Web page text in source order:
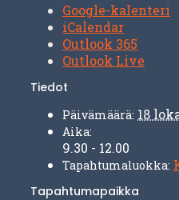
Google-kalenteri
iCalendar
Outlook 365
Outlook Live
Tiedot
Päivämäärä: 18
Aika:
9.30 - 12.00
Tapahtumaluokka:
Tapahtumapaikka